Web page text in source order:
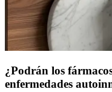
¿Podrán los
enfermedades